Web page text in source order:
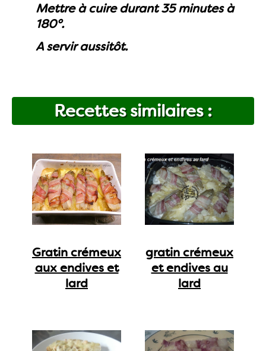
Mettre à cuire durant 35 minutes à
180°.
A servir aussitôt.
Recettes similaires :
Gratin crémeux
aux endives et
lard
gratin crémeux
et endives au
lard